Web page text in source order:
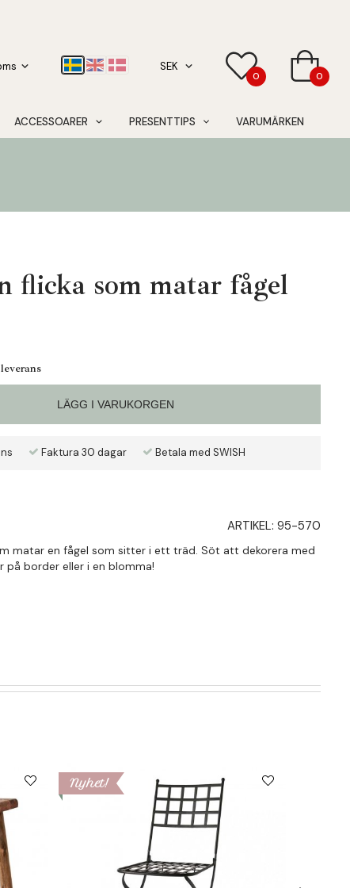
0 0
ACCESSOARER PRESENTTIPS VARUMÄRKEN
flicka som matar fågel
LÄGG I VARUKORGEN
Faktura 30 dagar Betala med SWISH
ARTIKEL: 95-570
matar en fågel som sitter i ett träd. Söt att dekorera med
på border eller i en blomma!
Nyhet!